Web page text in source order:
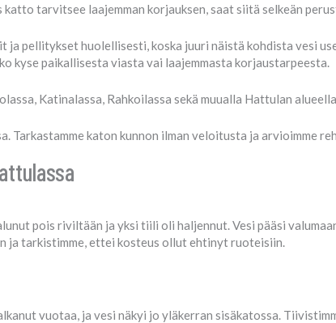
katto tarvitsee laajemman korjauksen, saat siitä selkeän
ja pellitykset huolellisesti, koska juuri näistä kohdista vesi
kyse paikallisesta viasta vai laajemmasta korjaustarpeesta.
Katinalassa, Rahkoilassa sekä muualla Hattulan
Tarkastamme katon kunnon ilman veloitusta ja arvioimme
pois riviltään ja yksi tiili oli haljennut. Vesi pääsi
ja tarkistimme, ettei kosteus ollut ehtinyt ruoteisiin.
vuotaa, ja vesi näkyi jo yläkerran sisäkatossa.